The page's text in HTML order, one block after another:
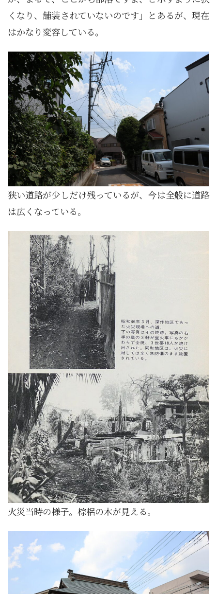
くなり、舗装されていないのです」とあるが、現在
はかなり変容している。
狭い道路が少しだけ残っているが、今は全般に道路
は広くなっている。
火災当時の様子。棕梠の木が見える。